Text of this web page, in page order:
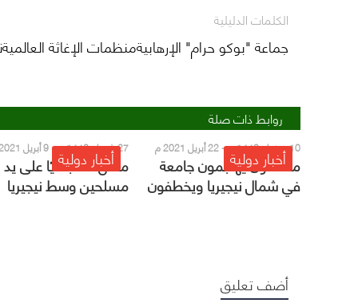
الكلمات الدليلية
جماعة "بوكو حرام" الإرهابيةمنظمات الإغاثة
روابط ذات صلة
أخبار دولية10 رمضان 1442 هـ - 22 أبريل 2021 م
مسلحون يهاجمون جامعة
في شمال نيجيريا ويخطفون
عدداً من الطلاب
أخبار دولية27 شعبان 1442 هـ - 9 أبريل 2021 م
مقتل 11 جنديًا على يد
مسلحين وسط نيجيريا
أضف تعليق